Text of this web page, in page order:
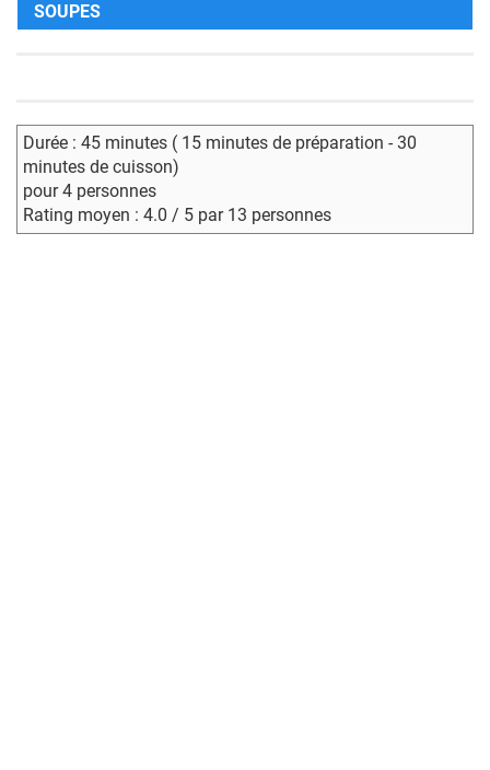
SOUPES
Durée : 45 minutes ( 15 minutes de préparation - 30
minutes de cuisson)
pour 4 personnes
Rating moyen : 4.0 / 5 par 13 personnes